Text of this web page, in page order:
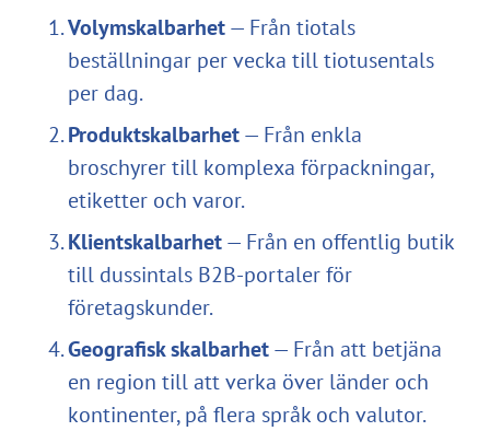
Volymskalbarhet— Från tiotals
beställningar per vecka till tiotusentals
per dag.
Produktskalbarhet— Från enkla
broschyrer till komplexa förpackningar,
etiketter och varor.
Klientskalbarhet— Från en offentlig butik
till dussintals B2B-portaler för
företagskunder.
Geografisk skalbarhet— Från att betjäna
en region till att verka över länder och
kontinenter, på flera språk och valutor.